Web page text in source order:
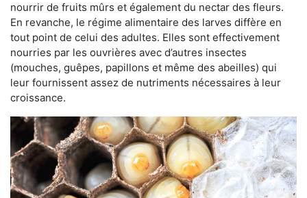
nourrir de fruits mûrs et également du nectar des fleurs.
En revanche, le régime alimentaire des larves diffère en
tout point de celui des adultes. Elles sont effectivement
nourries par les ouvrières avec d’autres insectes
(mouches, guêpes, papillons et même des abeilles) qui
leur fournissent assez de nutriments nécessaires à leur
croissance.